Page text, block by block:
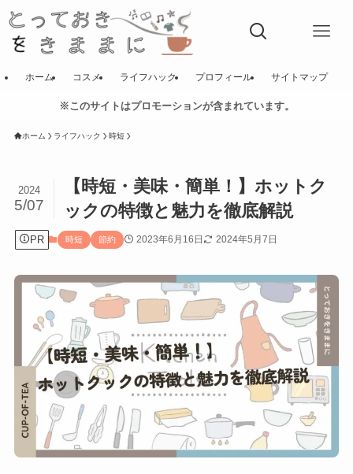
ホーム コスメ ライフハック プロフィール サイトマップ
※このサイトはプロモーションが含まれています。
ホーム ライフハック 時短
【時短・美味・簡単！】ホットク
ックの特徴と魅力を徹底解説
2024
5/07
PR 時短 節約 2023年6月16日 2024年5月7日